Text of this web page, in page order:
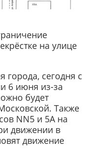
на улице
города, сегодня с
6 июня из-за
будет
Также
NN5 и 5А на
движении в
движение